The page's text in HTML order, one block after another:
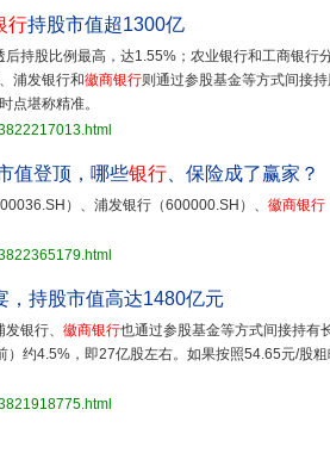
行持股市值超1300亿
后持股比例最高，达1.55%；农业银行和工商银行
浦发银行和徽商银行则通过参股基金等方式间接
堪称精准。
值登顶，哪些银行 、保险成了赢家？
）、浦发银行（600000.SH）、 徽商银行
，持股市值高达1480亿元
银行、 徽商银行也通过参股基金等方式间接持
约4.5%，即27亿股左右。如果按照54.65元/股